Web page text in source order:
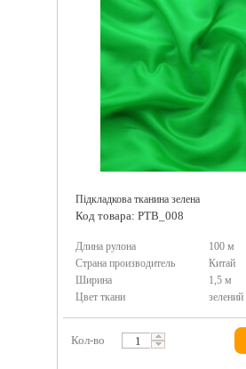
Підкладкова тканина зелена
Код товара: PTB_008
Длина рулона
100 м
Страна производитель
Китай
Ширина
1,5 м
Цвет ткани
зелений
Кол-во